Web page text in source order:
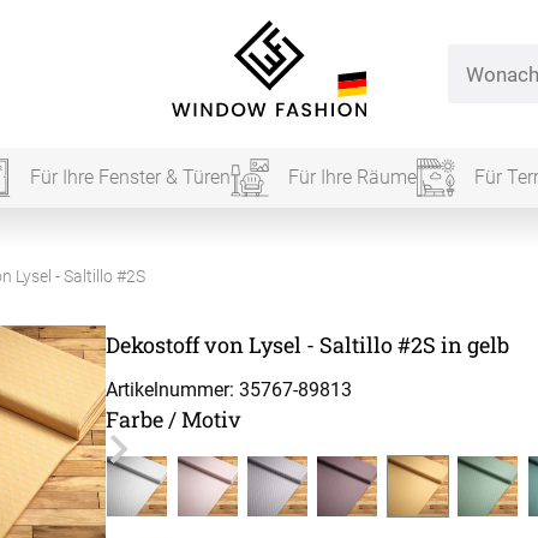
Alle
Für Ihre Fenster & Türen Für Ihre Räume Für
Lysel - Saltillo #2S
Dekostoff von Lysel - Saltillo #2S in gelb
Artikelnummer: 35767-89813
Farbe / Motiv